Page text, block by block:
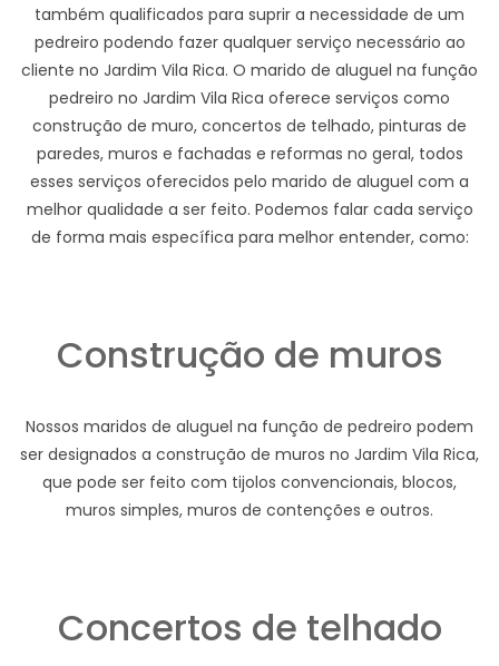
também qualificados para suprir a necessidade de um
pedreiro podendo fazer qualquer serviço necessário ao
cliente no Jardim Vila Rica. O marido de aluguel na função
pedreiro no Jardim Vila Rica oferece serviços como
construção de muro, concertos de telhado, pinturas de
paredes, muros e fachadas e reformas no geral, todos
esses serviços oferecidos pelo marido de aluguel com a
melhor qualidade a ser feito. Podemos falar cada serviço
de forma mais específica para melhor entender, como:
Construção de muros
Nossos maridos de aluguel na função de pedreiro podem
ser designados a construção de muros no Jardim Vila Rica,
que pode ser feito com tijolos convencionais, blocos,
muros simples, muros de contenções e outros.
Concertos de telhado